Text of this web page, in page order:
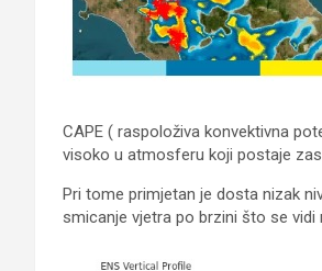
CAPE ( raspoloživa konvektivna
visoko u atmosferu koji postaje
Pri tome primjetan je dosta nizak
smicanje vjetra po brzini što se